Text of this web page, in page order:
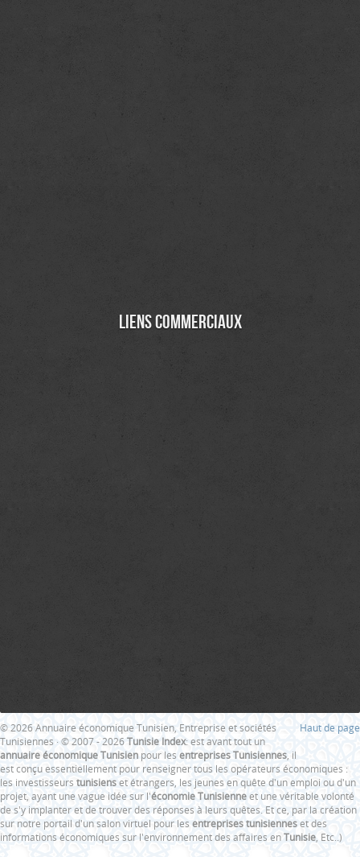
Liens commerciaux
Haut de page
© 2026 Annuaire économique Tunisien, Entreprise et sociétés
Tunisiennes · © 2007 - 2026Tunisie Index: est avant tout un
annuaire économique Tunisien pour lesentreprises Tunisiennes , il
est conçu essentiellement pour renseigner tous les opérateurs économiques :
les investisseurs tunisienset étrangers, les jeunes en quête d'un emploi ou d'un
projet, ayant une vague idée sur l'économie Tunisienneet une véritable volonté
de s'y implanter et de trouver des réponses à leurs quêtes. Et ce, par la création
sur notre portail d'un salon virtuel pour les entreprises tunisienneset des
informations économiques sur l'environnement des affaires enTunisie , Etc..)